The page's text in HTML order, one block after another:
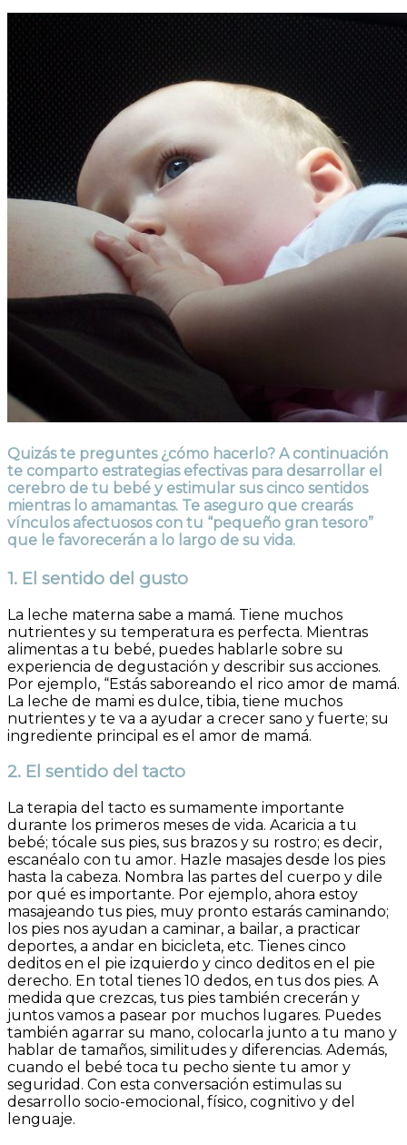
Quizás te preguntes ¿cómo hacerlo? A continuación
te comparto estrategias efectivas para desarrollar el
cerebro de tu bebé y estimular sus cinco sentidos
mientras lo amamantas. Te aseguro que crearás
vínculos afectuosos con tu “pequeño gran tesoro”
que le favorecerán a lo largo de su vida.
1. El sentido del gusto
La leche materna sabe a mamá. Tiene muchos
nutrientes y su temperatura es perfecta. Mientras
alimentas a tu bebé, puedes hablarle sobre su
experiencia de degustación y describir sus acciones.
Por ejemplo, “Estás saboreando el rico amor de mamá.
La leche de mami es dulce, tibia, tiene muchos
nutrientes y te va a ayudar a crecer sano y fuerte; su
ingrediente principal es el amor de mamá.
2. El sentido del tacto
La terapia del tacto es sumamente importante
durante los primeros meses de vida. Acaricia a tu
bebé; tócale sus pies, sus brazos y su rostro; es decir,
escanéalo con tu amor. Hazle masajes desde los pies
hasta la cabeza. Nombra las partes del cuerpo y dile
por qué es importante. Por ejemplo, ahora estoy
masajeando tus pies, muy pronto estarás caminando;
los pies nos ayudan a caminar, a bailar, a practicar
deportes, a andar en bicicleta, etc. Tienes cinco
deditos en el pie izquierdo y cinco deditos en el pie
derecho. En total tienes 10 dedos, en tus dos pies. A
medida que crezcas, tus pies también crecerán y
juntos vamos a pasear por muchos lugares. Puedes
también agarrar su mano, colocarla junto a tu mano y
hablar de tamaños, similitudes y diferencias. Además,
cuando el bebé toca tu pecho siente tu amor y
seguridad. Con esta conversación estimulas su
desarrollo socio-emocional, físico, cognitivo y del
lenguaje.